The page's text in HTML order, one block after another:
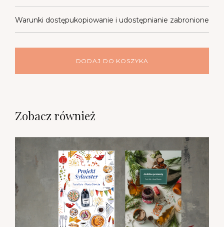
Warunki dostępukopiowanie i udostępnianie zabronione
DODAJ DO KOSZYKA
Zobacz również